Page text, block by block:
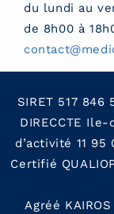
du lundi au
de 8h00 à
SIRET 517
DIRECCTE
d’activité 11 95
Certifié
Agréé